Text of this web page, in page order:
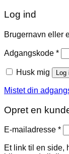
Log ind
Brugernavn eller
Adgangskode *
Husk mig
Mistet din
Opret en
E-mailadresse *
Et link til en side,